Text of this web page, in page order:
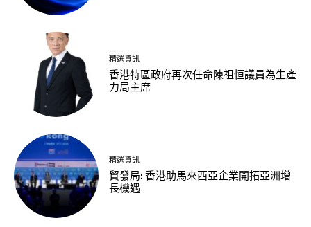
精選資訊
香港特區政府再次任命陳祖恒議員為生產
力局主席
精選資訊
貿發局: 香港助馬來西亞企業開拓亞洲增
長機遇